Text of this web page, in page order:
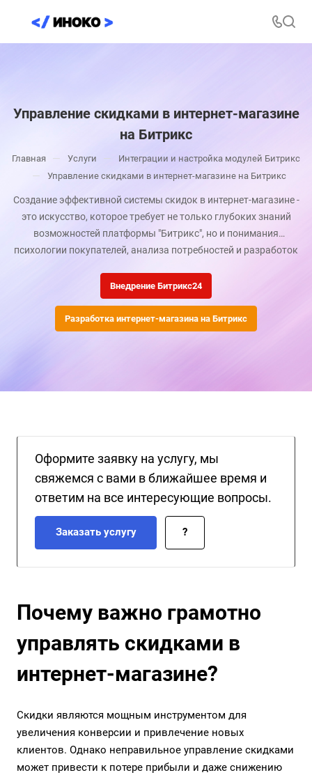
Управление скидками в интернет-магазине
на Битрикс
Главная — Услуги — Интеграции и настройка модулей Битрикс
— Управление скидками в интернет-магазине на Битрикс
Создание эффективной системы скидок в интернет-магазине -
это искусство, которое требует не только глубоких знаний
возможностей платформы "Битрикс", но и понимания
психологии покупателей, анализа потребностей и разработок
"Иноко" предлагает профессиональные услуги по управлению
скидками в интернет-магазинах, работающих на платформе
"Битрикс". Мы поможем вам выстроить идеальную модель
скидок, которая увеличит доходы и поднимет продажи на
Внедрение Битрикс24
Разработка интернет-магазина на Битрикс
Оформите заявку на услугу, мы
свяжемся с вами в ближайшее время и
ответим на все интересующие вопросы.
Заказать услугу ?
Почему важно грамотно
управлять скидками в
интернет-магазине?
Скидки являются мощным инструментом для
увеличения конверсии и привлечение новых
клиентов. Однако неправильное управление скидками
может привести к потере прибыли и даже снижению